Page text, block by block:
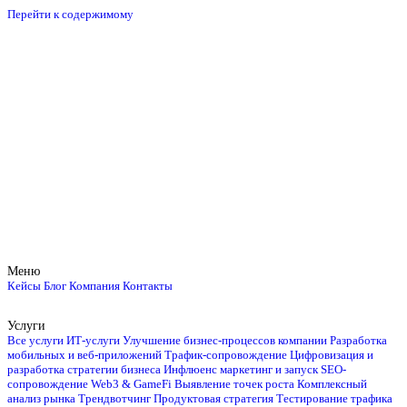
Перейти к содержимому
Меню
Кейсы Блог Компания Контакты
Услуги
Все услуги ИТ-услуги Улучшение бизнес-процессов компании Разработка
мобильных и веб-приложений Трафик-сопровождение Цифровизация и
разработка стратегии бизнеса Инфлюенс маркетинг и запуск SEO-
сопровождение Web3 & GameFi Выявление точек роста Комплексный
анализ рынка Трендвотчинг Продуктовая стратегия Тестирование трафика